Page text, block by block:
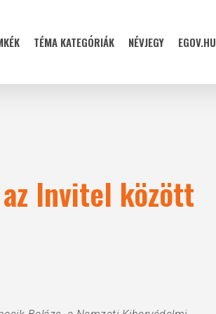
TÉMA KATEGÓRIÁK NÉVJEGY EGOV.HU
Invitel között